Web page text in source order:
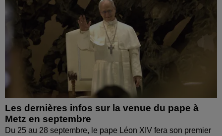
Les dernières infos sur la venue du pape à
Metz en septembre
Du 25 au 28 septembre, le pape Léon XIV fera son premier